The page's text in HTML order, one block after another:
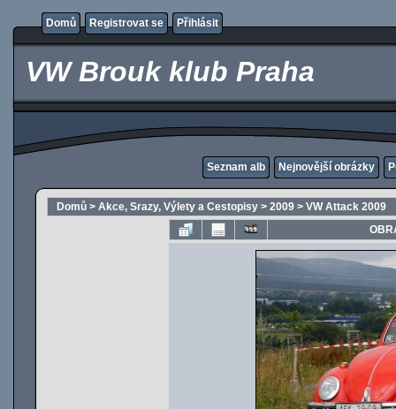
Domů Registrovat se Přihlásit
VW Brouk klub Praha
Seznam alb Nejnovější obrázky
Domů > Akce, Srazy, Výlety a Cestopisy > 2009 > VW Attack 2009